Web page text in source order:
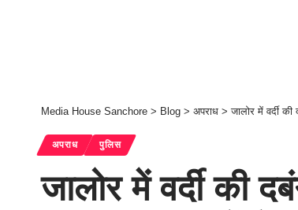
Media House Sanchore > Blog > अपराध >जालोर में वर्दी
अपराध पुलिस
जालोर में वर्दी की